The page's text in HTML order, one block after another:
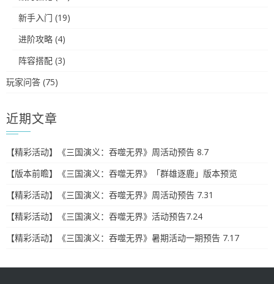
新手入门 (19)
进阶攻略 (4)
阵容搭配 (3)
玩家问答 (75)
近期文章
【精彩活动】《三国演义：吞噬无界》周活动预告 8.7
【版本前瞻】《三国演义：吞噬无界》「群雄逐鹿」版本预览
【精彩活动】《三国演义：吞噬无界》周活动预告 7.31
【精彩活动】《三国演义：吞噬无界》活动预告7.24
【精彩活动】《三国演义：吞噬无界》暑期活动一期预告 7.17